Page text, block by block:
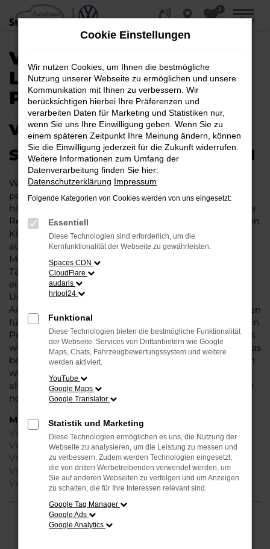
Zum
Hauptinhalt
0
MENÜ
VW TAGESZULASSUNG |
LIEFERSERVICE NACH
PADERBORN
VW TAGESZULASSUNG – IHR
SPARPAKET FÜR PADERBORN
Wenn maximaler Nachlass und Rabatt auf einen
perfekten Neuwagen für Paderborn treffen, dann
handelt es sich meist um eine VW Tageszulassung. Die
Rede ist von einem Fahrzeug, das noch keinen einzigen
Kilometer bewegt wurde und in nahezu allen Fällen
aus der aktuellen Modellgeneration stammt. Für Ihre
Mobilität in Paderborn verspricht die VW
Tageszulassung ein Maximum an Komfort und steht
einem Neuwagen in nichts nach. Warum dann die
Unterscheidung? Das liegt an der Preispolitik der
Automobilhersteller und den teilweise rigiden Vorgaben
für die Autohändler. Wir dürfen schlichtweg nicht jeden
Preis anbieten, den wir gerne anbieten würden, sodass
wir mit einer VW Tageszulassung dafür sorgen, dass das
betreffende Fahrzeug als Gebrauchtwagen angeboten
werden kann. Wohlgemerkt: „gebraucht“ bezieht sich
allein auf die Zulassung für einen Tag, gefahren wurde
noch nicht.
Modelle
VW Passat Variant Tageszulassung Paderborn
VW Polo Tageszulassung Paderborn
VW T-Cross Tageszulassung Paderborn
VW ID.4 Tageszulassung Paderborn
VW ID.7 Tageszulassung Paderborn
FEHLER: NETWORK ERROR
Cookie Einstellungen
Wir nutzen Cookies, um Ihnen die bestmögliche
Nutzung unserer Webseite zu ermöglichen und unsere
Kommunikation mit Ihnen zu verbessern. Wir
berücksichtigen hierbei Ihre Präferenzen und
verarbeiten Daten für Marketing und Statistiken nur,
wenn Sie uns Ihre Einwilligung geben. Wenn Sie zu
einem späteren Zeitpunkt Ihre Meinung ändern, können
Sie die Einwilligung jederzeit für die Zukunft widerrufen.
Weitere Informationen zum Umfang der
Datenverarbeitung finden Sie hier:
Datenschutzerklärung Impressum
Folgende Kategorien von Cookies werden von uns eingesetzt:
Essentiell
Diese Technologien sind erforderlich, um die
Kernfunktionalität der Webseite zu gewährleisten.
Spaces CDN
CloudFlare
audaris
hrtool24
Funktional
Diese Technologien bieten die bestmögliche Funktionalität
der Webseite. Services von Drittanbietern wie Google
Maps, Chats, Fahrzeugbewertungssystem und weitere
werden aktiviert.
YouTube
Google Maps
Google Translator
Statistik und Marketing
Diese Technologien ermöglichen es uns, die Nutzung der
Webseite zu analysieren, um die Leistung zu messen und
zu verbessern. Zudem werden Technologien eingesetzt,
die von dritten Werbetreibenden verwendet werden, um
Sie auf anderen Webseiten zu verfolgen und um Anzeigen
zu schalten, die für Ihre Interessen relevant sind.
Google Tag Manager
Google Ads
Google Analytics